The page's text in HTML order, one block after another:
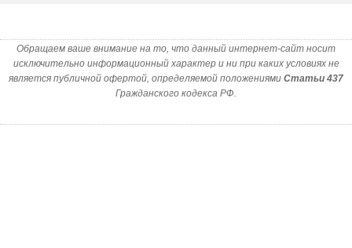
Обращаем ваше внимание на то, что данный интернет-сайт носит
исключительно информационный характер и ни при каких условиях не
является публичной офертой, определяемой положениями Статьи 437
Гражданского кодекса РФ.